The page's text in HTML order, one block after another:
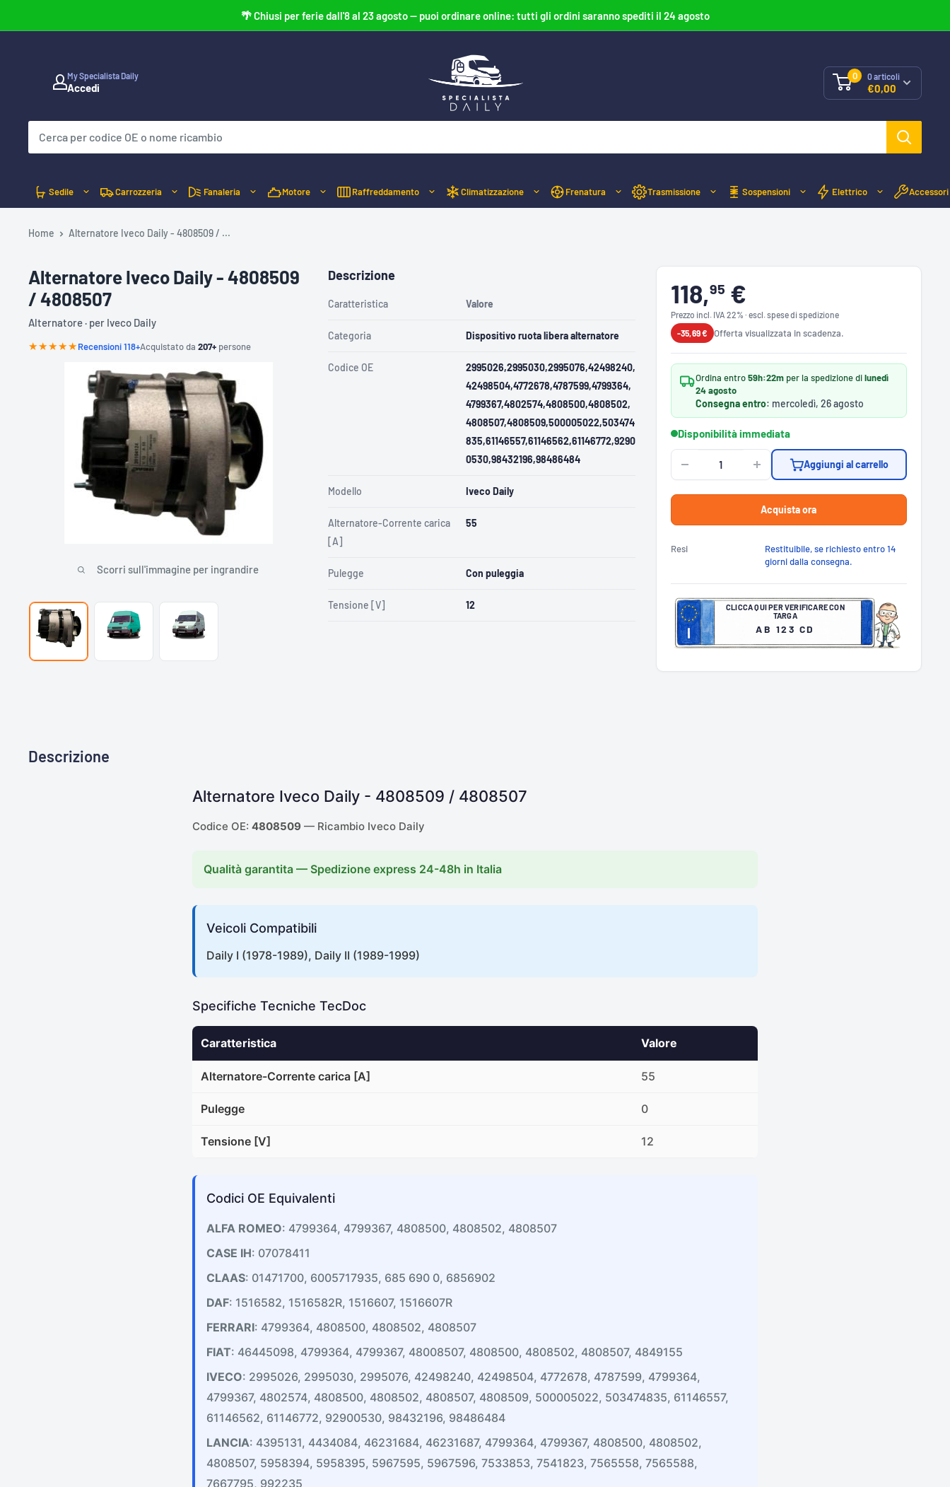
al
🌴 Chiusi per ferie dall'8 al 23 agosto — puoi ordinare online: tutti gli ordini saranno spediti il 24 agosto
My Specialista Daily
Accedi
Specialista
Daily
0 0articoli
€0,00
Sedile Carrozzeria Fanaleria Motore Raffreddamento Climatizzazione Frenatura Trasmissione Sospensioni Elettrico Accessori
Home Alternatore Iveco Daily - 4808509 / ...
Alternatore Iveco Daily - 4808509
/ 4808507
Alternatore · per Iveco Daily
★★★★★Recensioni 118+Acquistato da 207+ persone
Scorri sull'immagine per ingrandire
118,95 €
Prezzo incl. IVA 22% · escl. spese di spedizione
-35,69 €
Offerta visualizzata in scadenza.
Ordina entro59h:22mper la spedizione dilunedì
24 agosto
Consegna entro: mercoledì, 26 agosto
Disponibilità immediata
Aggiungi al carrello
Acquista ora
Resi
Restituibile, se richiesto entro 14
giorni dalla consegna.
CLICCA QUI PER VERIFICARE CON
TARGA
AB 123 CD
Q
R
R
C
A
R
E
O
T
Descrizione
Caratteristica Valore
Categoria Dispositivo ruota libera alternatore
Codice OE
2995026,2995030,2995076,42498240,
42498504,4772678,4787599,4799364,
4799367,4802574,4808500,4808502,
4808507,4808509,500005022,503474
835,61146557,61146562,61146772,9290
0530,98432196,98486484
Modello Iveco Daily
Alternatore-Corrente carica
[A]
55
Pulegge Con puleggia
Tensione [V] 12
Descrizione
Alternatore Iveco Daily - 4808509 / 4808507
Codice OE: 4808509 — Ricambio Iveco Daily
Qualità garantita — Spedizione express 24-48h in Italia
Veicoli Compatibili
Daily I (1978-1989), Daily II (1989-1999)
Specifiche Tecniche TecDoc
Caratteristica Valore
Alternatore-Corrente carica [A] 55
Pulegge 0
Tensione [V] 12
Codici OE Equivalenti
ALFA ROMEO: 4799364, 4799367, 4808500, 4808502, 4808507
CASE IH: 07078411
CLAAS: 01471700, 6005717935, 685 690 0, 6856902
DAF: 1516582, 1516582R, 1516607, 1516607R
FERRARI: 4799364, 4808500, 4808502, 4808507
FIAT: 46445098, 4799364, 4799367, 48008507, 4808500, 4808502, 4808507, 4849155
IVECO: 2995026, 2995030, 2995076, 42498240, 42498504, 4772678, 4787599, 4799364,
4799367, 4802574, 4808500, 4808502, 4808507, 4808509, 500005022, 503474835, 61146557,
61146562, 61146772, 92900530, 98432196, 98486484
LANCIA: 4395131, 4434084, 46231684, 46231687, 4799364, 4799367, 4808500, 4808502,
4808507, 5958394, 5958395, 5967595, 5967596, 7533853, 7541823, 7565558, 7565588,
7667795, 992235